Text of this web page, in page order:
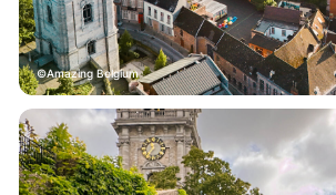
Amazing Belgium